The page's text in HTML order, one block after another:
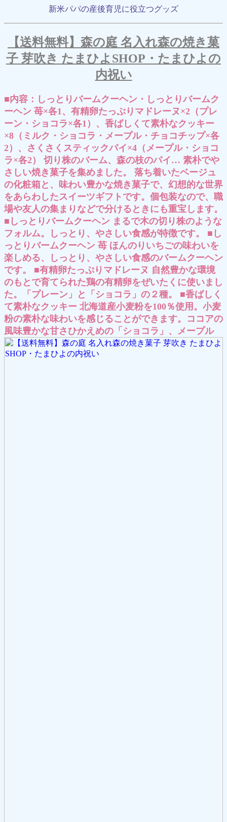
新米パパの産後育児に役立つグッズ
【送料無料】森の庭 名入れ森の焼き菓
子 芽吹き たまひよSHOP・たまひよの
内祝い
■内容：しっとりバームクーヘン・しっとりバームク
ーヘン 苺×各1、有精卵たっぷりマドレーヌ×2（プレ
ーン・ショコラ×各1）、香ばしくて素朴なクッキー
×8（ミルク・ショコラ・メープル・チョコチップ×各
2）、さくさくスティックパイ×4（メープル・ショコ
ラ×各2） 切り株のバーム、森の枝のパイ… 素朴でや
さしい焼き菓子を集めました。 落ち着いたベージュ
の化粧箱と、味わい豊かな焼き菓子で、幻想的な世界
をあらわしたスイーツギフトです。個包装なので、職
場や友人の集まりなどで分けるときにも重宝します。
■しっとりバームクーヘン まるで木の切り株のような
フォルム。しっとり、やさしい食感が特徴です。 ■し
っとりバームクーヘン 苺 ほんのりいちごの味わいを
楽しめる、しっとり、やさしい食感のバームクーヘン
です。 ■有精卵たっぷりマドレーヌ 自然豊かな環境
のもとで育てられた鶏の有精卵をぜいたくに使いまし
た。「プレーン」と「ショコラ」の２種。 ■香ばしく
て素朴なクッキー 北海道産小麦粉を100％使用。小麦
粉の素朴な味わいを感じることができます。ココアの
風味豊かな甘さひかえめの「ショコラ」、メープル